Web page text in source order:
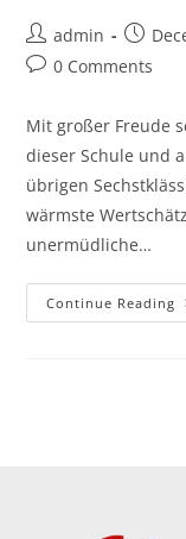
admin
0 Comments
Mit großer Freude
dieser Schule und
übrigen
wärmste
unermüdliche…
Continue Reading